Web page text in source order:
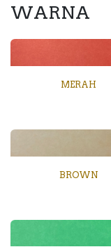
WARNA
MERAH
BROWN